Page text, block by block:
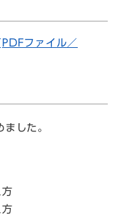
ファイル／
した。